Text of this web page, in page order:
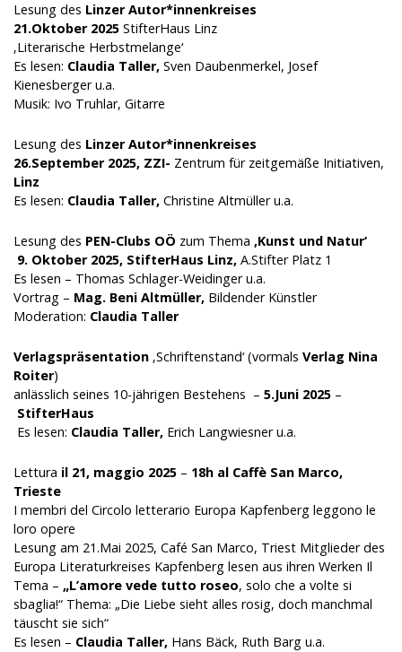
Lesung des Linzer Autor*innenkreises
21.Oktober 2025 StifterHaus Linz
‚Literarische Herbstmelange‘
Es lesen: Claudia Taller, Sven Daubenmerkel, Josef
Kienesberger u.a.
Musik: Ivo Truhlar, Gitarre
Lesung des Linzer Autor*innenkreises
26.September 2025, ZZI- Zentrum für zeitgemäße Initiativen,
Linz
Es lesen: Claudia Taller, Christine Altmüller u.a.
Lesung des PEN-Clubs OÖ zum Thema ‚Kunst und Natur‘
9. Oktober 2025, StifterHaus Linz, A.Stifter Platz 1
Es lesen – Thomas Schlager-Weidinger u.a.
Vortrag – Mag. Beni Altmüller, Bildender Künstler
Moderation: Claudia Taller
Verlagspräsentation ‚Schriftenstand‘ (vormals Verlag Nina
Roiter)
anlässlich seines 10-jährigen Bestehens – 5.Juni 2025 –
StifterHaus
Es lesen: Claudia Taller, Erich Langwiesner u.a.
Lettura il 21, maggio 2025 – 18h al Caffè San Marco,
Trieste
I membri del Circolo letterario Europa Kapfenberg leggono le
loro opere
Lesung am 21.Mai 2025, Café San Marco, Triest Mitglieder des
Europa Literaturkreises Kapfenberg lesen aus ihren Werken Il
Tema – „L’amore vede tutto roseo, solo che a volte si
sbaglia!“ Thema: „Die Liebe sieht alles rosig, doch manchmal
täuscht sie sich“
Es lesen – Claudia Taller, Hans Bäck, Ruth Barg u.a.